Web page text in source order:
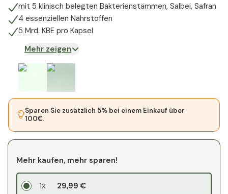
mit 5 klinisch belegten Bakterienstämmen, Salbei, Safran
4 essenziellen Nährstoffen
5 Mrd. KBE pro Kapsel
Mehr zeigen
Sparen Sie zusätzlich 5% bei einem Einkauf über
100€.
Mehr kaufen, mehr sparen!
1x 29,99 €